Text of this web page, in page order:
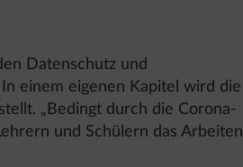
Datenschutz und
einem eigenen Kapitel wird die
„Bedingt durch die Corona-
und Schülern das Arbeiten